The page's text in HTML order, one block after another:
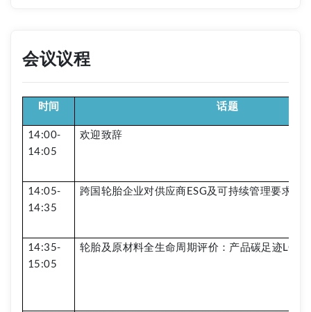
会议议程
时间 话题
14:00-
14:05
欢迎致辞
14:05-
14:35
跨国轮胎企业对供应商ESG及可持续管理要求
14:35-
15:05
轮胎及原材料全生命周期评价：产品碳足迹LCA